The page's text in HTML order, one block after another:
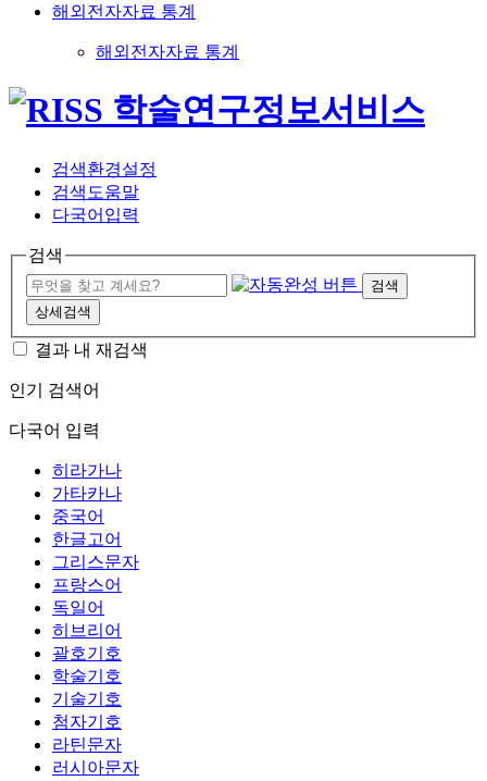
해외전자자료 통계
해외전자자료 통계
검색환경설정
검색도움말
다국어입력
검색
검색
상세검색
결과 내 재검색
인기 검색어
다국어 입력
히라가나
가타카나
중국어
한글고어
그리스문자
프랑스어
독일어
히브리어
괄호기호
학술기호
기술기호
첨자기호
라틴문자
러시아문자